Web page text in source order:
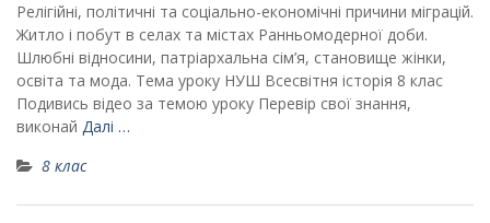
Релігійні, політичні та соціально-економічні причини міграцій.
Житло і побут в селах та містах Ранньомодерної доби.
Шлюбні відносини, патріархальна сім’я, становище жінки,
освіта та мода. Тема уроку НУШ Всесвітня історія 8 клас
Подивись відео за темою уроку Перевір свої знання,
виконай Далі …
8 клас